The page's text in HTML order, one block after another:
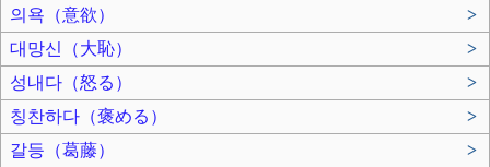
의욕（意欲）
>
대망신（大恥）
>
성내다（怒る）
>
칭찬하다（褒める）
>
갈등（葛藤）
>